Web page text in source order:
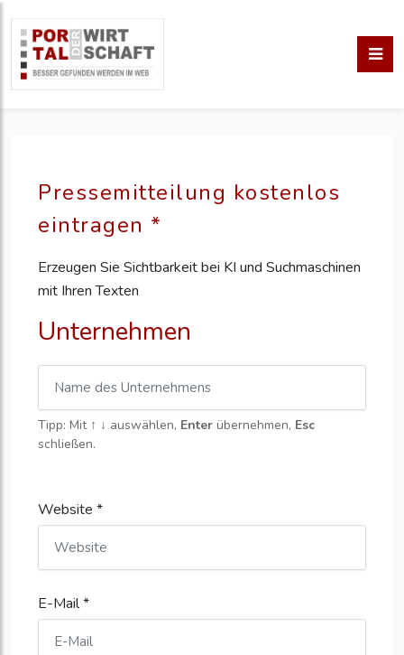
Pressemitteilung kostenlos
eintragen *
Erzeugen Sie Sichtbarkeit bei KI und Suchmaschinen
mit Ihren Texten
Unternehmen
Tipp: Mit ↑ ↓ auswählen, Enter übernehmen, Esc
schließen.
Website *
E-Mail *